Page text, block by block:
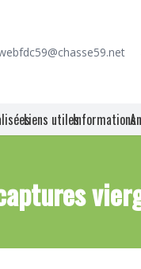
Liens utilesInformations